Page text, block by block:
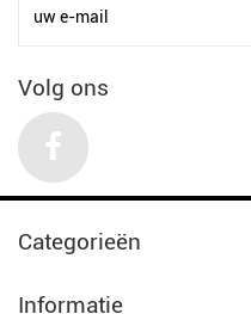
Volg ons
Categorieën
Informatie